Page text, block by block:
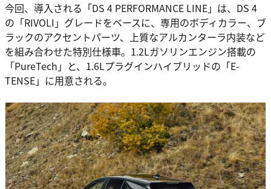
今回、導入される「DS 4 PERFORMANCE LINE」は、DS 4
の「RIVOLI」グレードをベースに、専用のボディカラー、ブ
ラックのアクセントパーツ、上質なアルカンターラ内装など
を組み合わせた特別仕様車。1.2Lガソリンエンジン搭載の
「PureTech」と、1.6Lプラグインハイブリッドの「E-
TENSE」に用意される。